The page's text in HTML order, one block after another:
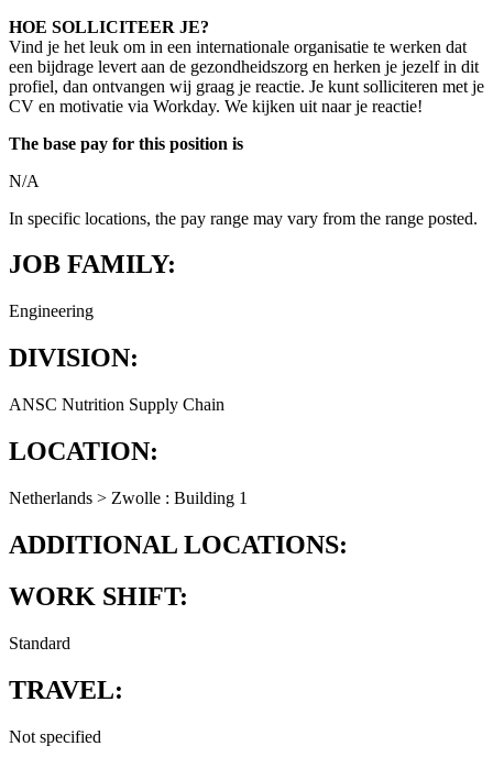
HOE SOLLICITEER JE?
Vind je het leuk om in een internationale organisatie te werken dat
een bijdrage levert aan de gezondheidszorg en herken je jezelf in dit
profiel, dan ontvangen wij graag je reactie. Je kunt solliciteren met je
CV en motivatie via Workday. We kijken uit naar je reactie!
The base pay for this position is
N/A
In specific locations, the pay range may vary from the range posted.
JOB FAMILY:
Engineering
DIVISION:
ANSC Nutrition Supply Chain
LOCATION:
Netherlands > Zwolle : Building 1
ADDITIONAL LOCATIONS:
WORK SHIFT:
Standard
TRAVEL:
Not specified